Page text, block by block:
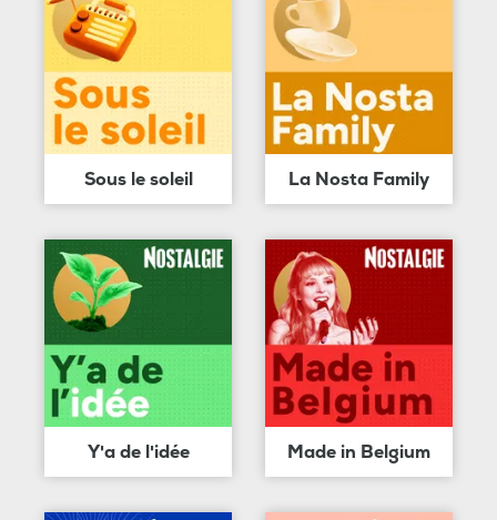
Sous le soleil La Nosta Family
Y'a de l'idée Made in Belgium